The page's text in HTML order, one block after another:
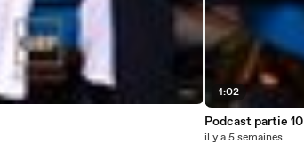
1:02
Podcast partie 10
il y a 5 semaines